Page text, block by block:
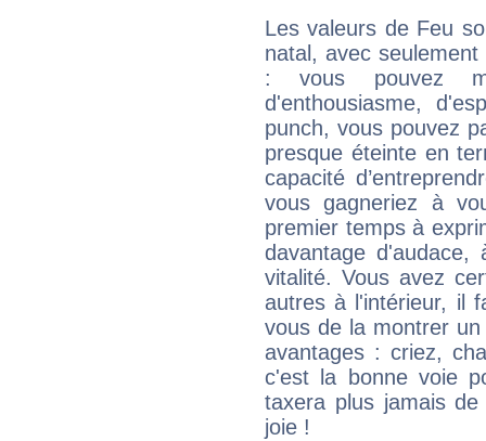
Les valeurs de Feu
natal, avec
: vous pouvez
d'enthousiasme,
punch, vous pouvez
presque éteinte en
capacité
vous gagneriez à
premier temps à
davantage
vitalité. Vous avez
autres à l'intérieur, il
vous de la montrer
avantages : criez,
c'est la bonne voie
taxera plus jamais
joie !